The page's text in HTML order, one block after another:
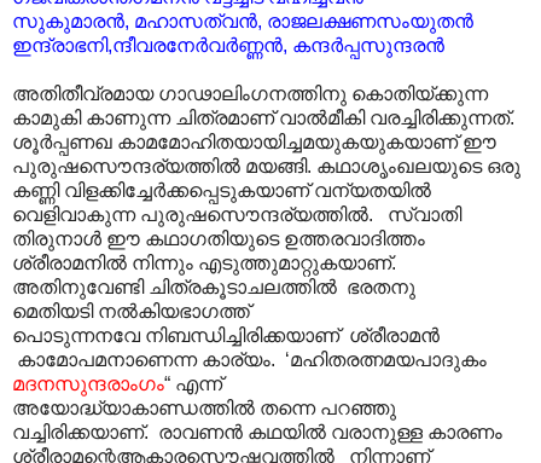
സുകുമാരൻ, മഹാസത്വൻ, രാജലക്ഷണസംയുതൻ
ഇന്ദ്രാഭനി,ന്ദീവരനേർവർണ്ണൻ, കന്ദർപ്പസുന്ദരൻ
അതിതീവ്രമായ ഗാഢാലിംഗനത്തിനു കൊതിയ്ക്കുന്ന
കാമുകി കാണുന്ന ചിത്രമാണ് വാൽമീകി വരച്ചിരിക്കുന്നത്.
ശൂർപ്പണഖ കാമമോഹിതയായിച്ചമയുകയുകയാണ് ഈ
പുരുഷസൌന്ദര്യത്തിൽ മയങ്ങി. കഥാശൃംഖലയുടെ ഒരു
കണ്ണി വിളക്കിച്ചേർക്കപ്പെടുകയാണ് വന്യതയിൽ
വെളിവാകുന്ന പുരുഷസൌന്ദര്യത്തിൽ. സ്വാതി
തിരുനാൾ ഈ കഥാഗതിയുടെ ഉത്തരവാദിത്തം
ശ്രീരാമനിൽ നിന്നും എടുത്തുമാറ്റുകയാണ്.
അതിനുവേണ്ടി ചിത്രകൂടാചലത്തിൽ ഭരതനു
മെതിയടി നൽകിയഭാഗത്ത്
പൊടുന്നനവേ നിബന്ധിച്ചിരിക്കയാണ് ശ്രീരാമൻ
കാമോപമനാണെന്ന കാര്യം. ‘മഹിതരത്നമയപാദുകം
മദനസുന്ദരാംഗം“ എന്ന്
അയോദ്ധ്യാകാണ്ഡത്തിൽ തന്നെ പറഞ്ഞു
വച്ചിരിക്കയാണ്. രാവണൻ കഥയിൽ വരാനുള്ള കാരണം
ശ്രീരാമന്റെആകാരസൌഷ്ഠവത്തിൽ നിന്നാണ്